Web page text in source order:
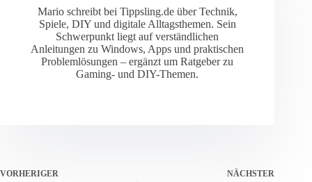
Mario schreibt bei Tippsling.de über Technik,
Spiele, DIY und digitale Alltagsthemen. Sein
Schwerpunkt liegt auf verständlichen
Anleitungen zu Windows, Apps und praktischen
Problemlösungen – ergänzt um Ratgeber zu
Gaming- und DIY-Themen.
VORHERIGER NÄCHSTER